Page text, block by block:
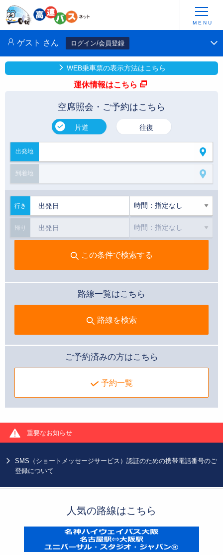
ゲスト さん ログイン/会員登録
WEB乗車票の表示方法はこちら
運休情報はこちら
空席照会・ご予約はこちら
片道 往復
出発地
到着地
行き
帰り
この条件で検索する
路線一覧はこちら
路線を検索
ご予約済みの方はこちら
予約一覧
重要なお知らせ
SMS（ショートメッセージサービス）認証のための携帯電話番号のご
登録について
人気の路線はこちら